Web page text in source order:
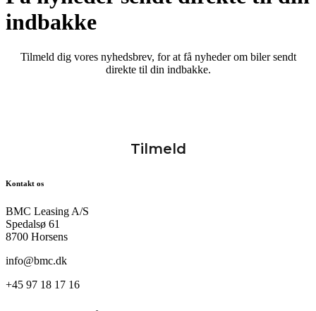
indbakke
Tilmeld dig vores nyhedsbrev, for at få nyheder om biler sendt
direkte til din indbakke.
Kontakt os
BMC Leasing A/S
Spedalsø 61
8700 Horsens
info@bmc.dk
+45 97 18 17 16